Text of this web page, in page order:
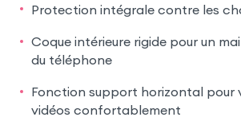
Protection intégrale contre les
Coque intérieure rigide pour un
du téléphone
Fonction support horizontal pour
vidéos confortablement